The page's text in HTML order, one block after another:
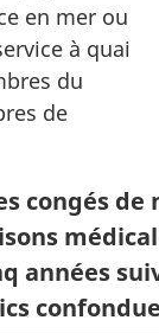
en mer ou
à quai
du
de
congés
années